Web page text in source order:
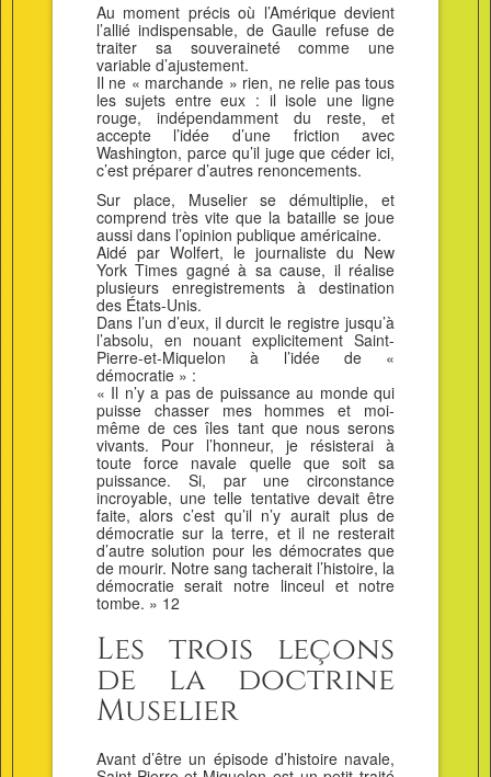
Au moment précis où l’Amérique devient
l’allié indispensable, de Gaulle refuse de
traiter sa souveraineté comme une
variable d’ajustement.
Il ne « marchande » rien, ne relie pas tous
les sujets entre eux : il isole une ligne
rouge, indépendamment du reste, et
accepte l’idée d’une friction avec
Washington, parce qu’il juge que céder ici,
c’est préparer d’autres renoncements.
Sur place, Muselier se démultiplie, et
comprend très vite que la bataille se joue
aussi dans l’opinion publique américaine.
Aidé par Wolfert, le journaliste du New
York Times gagné à sa cause, il réalise
plusieurs enregistrements à destination
des États-Unis.
Dans l’un d’eux, il durcit le registre jusqu’à
l’absolu, en nouant explicitement Saint-
Pierre-et-Miquelon à l’idée de «
démocratie » :
« Il n’y a pas de puissance au monde qui
puisse chasser mes hommes et moi-
même de ces îles tant que nous serons
vivants. Pour l’honneur, je résisterai à
toute force navale quelle que soit sa
puissance. Si, par une circonstance
incroyable, une telle tentative devait être
faite, alors c’est qu’il n’y aurait plus de
démocratie sur la terre, et il ne resterait
d’autre solution pour les démocrates que
de mourir. Notre sang tacherait l’histoire, la
démocratie serait notre linceul et notre
tombe. » 12
Les trois leçons
de la doctrine
Muselier
Avant d’être un épisode d’histoire navale,